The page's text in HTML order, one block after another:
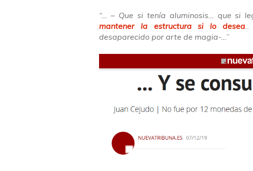
“… – Que si tenía aluminosis… que si
mantener la estructura si lo desea..
desaparecido por arte de magia-…”